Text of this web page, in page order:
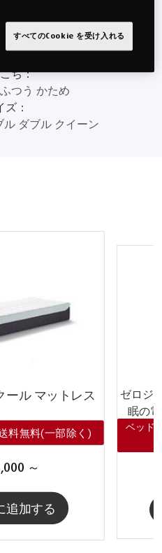
わずかとなりました。在
目にご購入ください。
証：
ち：
ふつう かため
ズ：
ル ダブル クイーン
ール マットレス
料無料(一部除く)
～
追加する
ゼロジ
眠の
ベッド
すべてのCookie を受け入れる